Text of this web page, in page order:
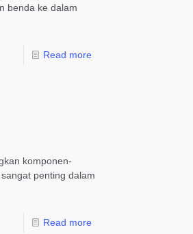
benda ke dalam
Read more
komponen-
penting dalam
Read more